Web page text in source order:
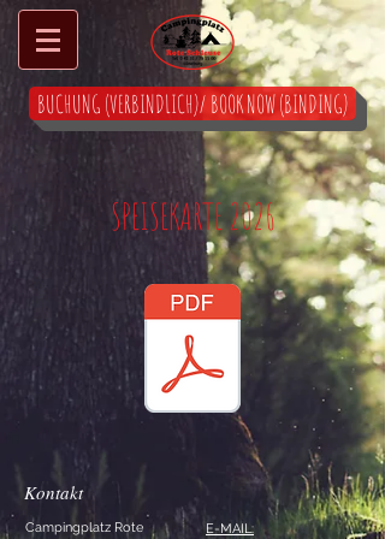
BUCHUNG (VERBINDLICH)/ BOOK NOW (BINDING)
SPEISEKARTE 2026
Kontakt
Campingplatz Rote E-MAIL: